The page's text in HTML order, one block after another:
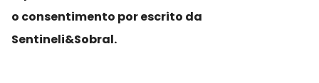
o consentimento por escrito da
Sentineli&Sobral.